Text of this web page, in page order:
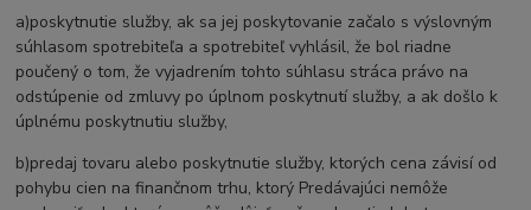
a)poskytnutie služby, ak sa jej poskytovanie začalo s výslovným
súhlasom spotrebiteľa a spotrebiteľ vyhlásil, že bol riadne
poučený o tom, že vyjadrením tohto súhlasu stráca právo na
odstúpenie od zmluvy po úplnom poskytnutí služby, a ak došlo k
úplnému poskytnutiu služby,
b)predaj tovaru alebo poskytnutie služby, ktorých cena závisí od
pohybu cien na finančnom trhu, ktorý Predávajúci nemôže